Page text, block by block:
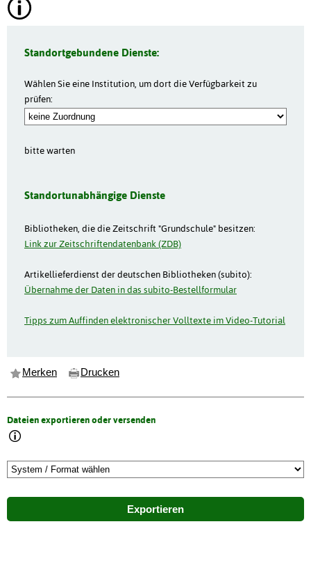
Standortgebundene Dienste:
Wählen Sie eine Institution, um dort die Verfügbarkeit zu
prüfen:
bitte warten
Standortunabhängige Dienste
Bibliotheken, die die Zeitschrift "Grundschule" besitzen:
Link zur Zeitschriftendatenbank (ZDB)
Artikellieferdienst der deutschen Bibliotheken (subito):
Übernahme der Daten in das subito-Bestellformular
Tipps zum Auffinden elektronischer Volltexte im Video-Tutorial
Merken Drucken
Dateien exportieren oder versenden
Exportieren